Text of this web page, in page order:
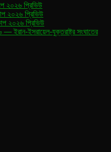
২০২৬ প্রিভিউ
২০২৬ প্রিভিউ
২০২৬ প্রিভিউ
— ইরান-ইসরায়েল-যুক্তরাষ্ট্র সংঘাতের